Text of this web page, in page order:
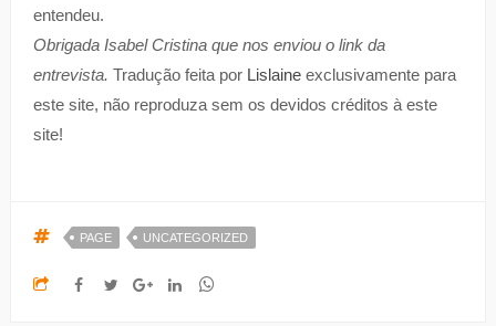
entendeu.
Obrigada Isabel Cristina que nos enviou o link da
entrevista. Tradução feita por Lislaineexclusivamente para
este site, não reproduza sem os devidos créditos à este
site!
PAGE UNCATEGORIZED